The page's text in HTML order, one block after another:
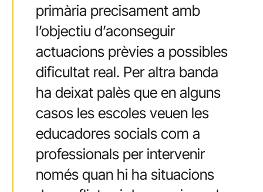
primària precisament amb
l’objectiu d’aconseguir
actuacions prèvies a possibles
dificultat real. Per altra banda
ha deixat palès que en alguns
casos les escoles veuen les
educadores socials com a
professionals per intervenir
només quan hi ha situacions